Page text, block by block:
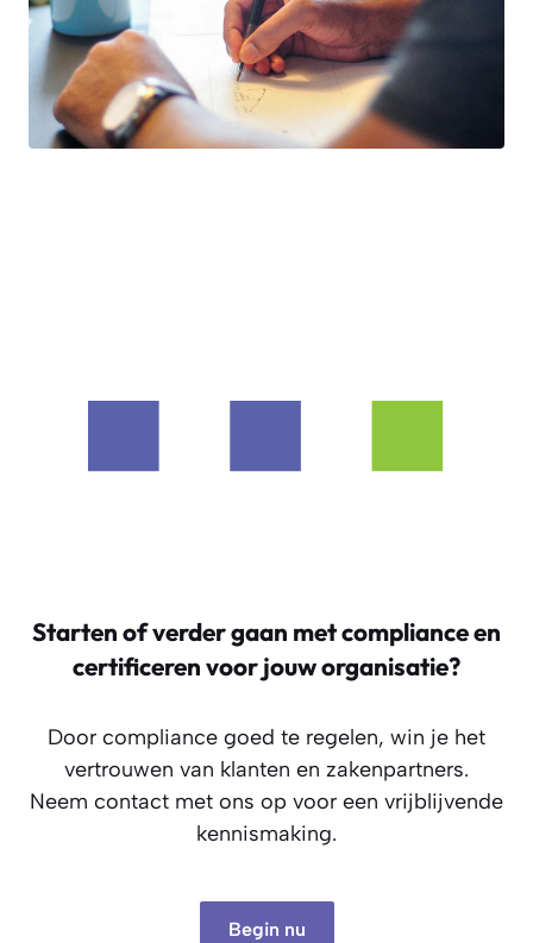
Starten of verder gaan met compliance en
certificeren voor jouw organisatie?
Door compliance goed te regelen, win je het
vertrouwen van klanten en zakenpartners.
Neem contact met ons op voor een vrijblijvende
kennismaking.
Begin nu